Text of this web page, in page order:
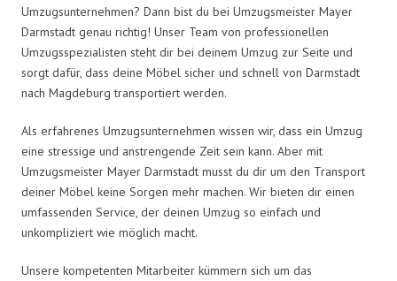
Umzugsunternehmen? Dann bist du bei Umzugsmeister Mayer
Darmstadt genau richtig! Unser Team von professionellen
Umzugsspezialisten steht dir bei deinem Umzug zur Seite und
sorgt dafür, dass deine Möbel sicher und schnell von Darmstadt
nach Magdeburg transportiert werden.
Als erfahrenes Umzugsunternehmen wissen wir, dass ein Umzug
eine stressige und anstrengende Zeit sein kann. Aber mit
Umzugsmeister Mayer Darmstadt musst du dir um den Transport
deiner Möbel keine Sorgen mehr machen. Wir bieten dir einen
umfassenden Service, der deinen Umzug so einfach und
unkompliziert wie möglich macht.
Unsere kompetenten Mitarbeiter kümmern sich um das